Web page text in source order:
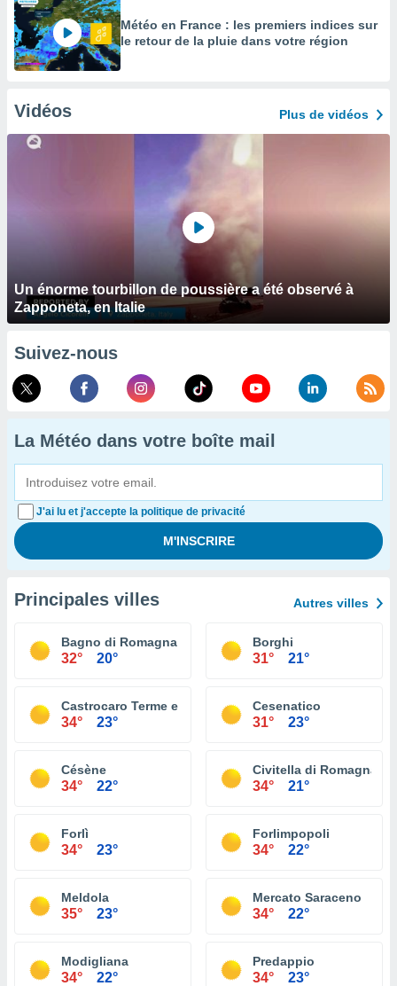
Météo en France : les premiers indices sur
le retour de la pluie dans votre région
Vidéos Plus de vidéos
Un énorme tourbillon de poussière a été observé à
Zapponeta, en Italie
Suivez-nous
La Météo dans votre boîte mail
J'ai lu et j'accepte la politique de privacité
Principales villes Autres villes
Bagno di Romagna
32° 20°
Borghi
31° 21°
Castrocaro Terme e Terra del Sole
34° 23°
Cesenatico
31° 23°
Césène
34° 22°
Civitella di Romagna
34° 21°
Forlì
34° 23°
Forlimpopoli
34° 22°
Meldola
35° 23°
Mercato Saraceno
34° 22°
Modigliana
34° 22°
Predappio
34° 23°